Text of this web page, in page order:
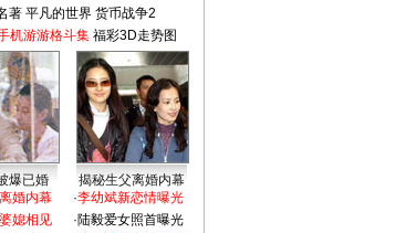
著 平凡的世界 货币战争2
机游游格斗集 福彩3D走势图
爆已婚
揭秘生父离婚内幕
婚内幕
媳相见
·李幼斌新恋情曝光
·陆毅爱女照首曝光